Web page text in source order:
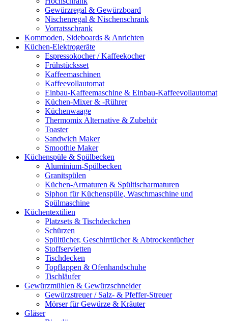
Gewürzregal & Gewürzboard
Nischenregal & Nischenschrank
Vorratsschrank
Kommoden, Sideboards & Anrichten
Küchen-Elektrogeräte
Espressokocher / Kaffeekocher
Frühstücksset
Kaffeemaschinen
Kaffeevollautomat
Einbau-Kaffeemaschine & Einbau-Kaffeevollautomat
Küchen-Mixer & -Rührer
Küchenwaage
Thermomix Alternative & Zubehör
Toaster
Sandwich Maker
Smoothie Maker
Küchenspüle & Spülbecken
Aluminium-Spülbecken
Granitspülen
Küchen-Armaturen & Spültischarmaturen
Siphon für Küchenspüle, Waschmaschine und
Spülmaschine
Küchentextilien
Platzsets & Tischdeckchen
Schürzen
Spültücher, Geschirrtücher & Abtrockentücher
Stoffservietten
Tischdecken
Topflappen & Ofenhandschuhe
Tischläufer
Gewürzmühlen & Gewürzschneider
Gewürzstreuer / Salz- & Pfeffer-Streuer
Mörser für Gewürze & Kräuter
Gläser